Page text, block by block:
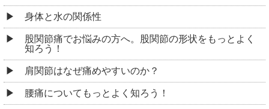
身体と水の関係性
股関節痛でお悩みの方へ。股関節の形状をもっとよく
知ろう！
肩関節はなぜ痛めやすいのか？
腰痛についてもっとよく知ろう！